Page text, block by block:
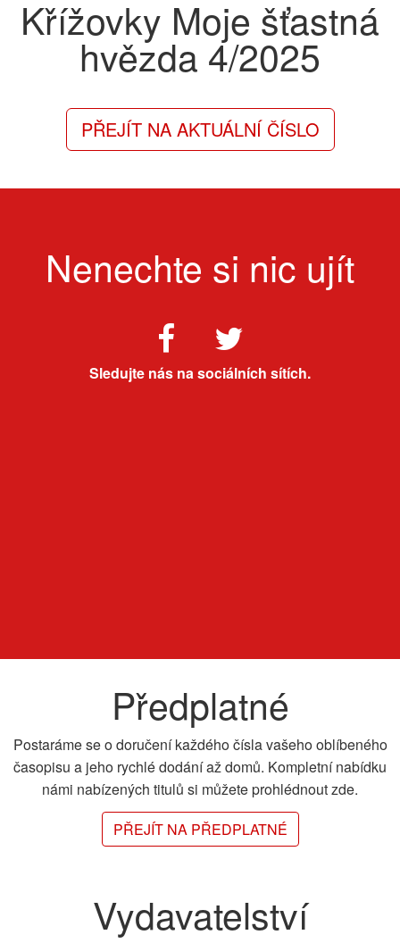
Křížovky Moje šťastná
hvězda 4/2025
PŘEJÍT NA AKTUÁLNÍ ČÍSLO
Nenechte si nic ujít
Sledujte nás na sociálních sítích.
Předplatné
Postaráme se o doručení každého čísla vašeho oblíbeného
časopisu a jeho rychlé dodání až domů. Kompletní nabídku
námi nabízených titulů si můžete prohlédnout zde.
PŘEJÍT NA PŘEDPLATNÉ
Vydavatelství